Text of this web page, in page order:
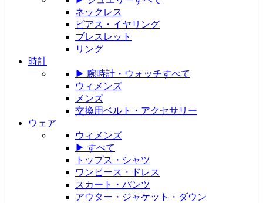
ネックレス
ピアス・イヤリング
ブレスレット
リング
時計
▶ 腕時計・ウォッチすべて
ウィメンズ
メンズ
交換用ベルト・アクセサリー
ウェア
ウィメンズ
▶ すべて
トップス・シャツ
ワンピース・ドレス
スカート・パンツ
アウター・ジャケット・ダウン